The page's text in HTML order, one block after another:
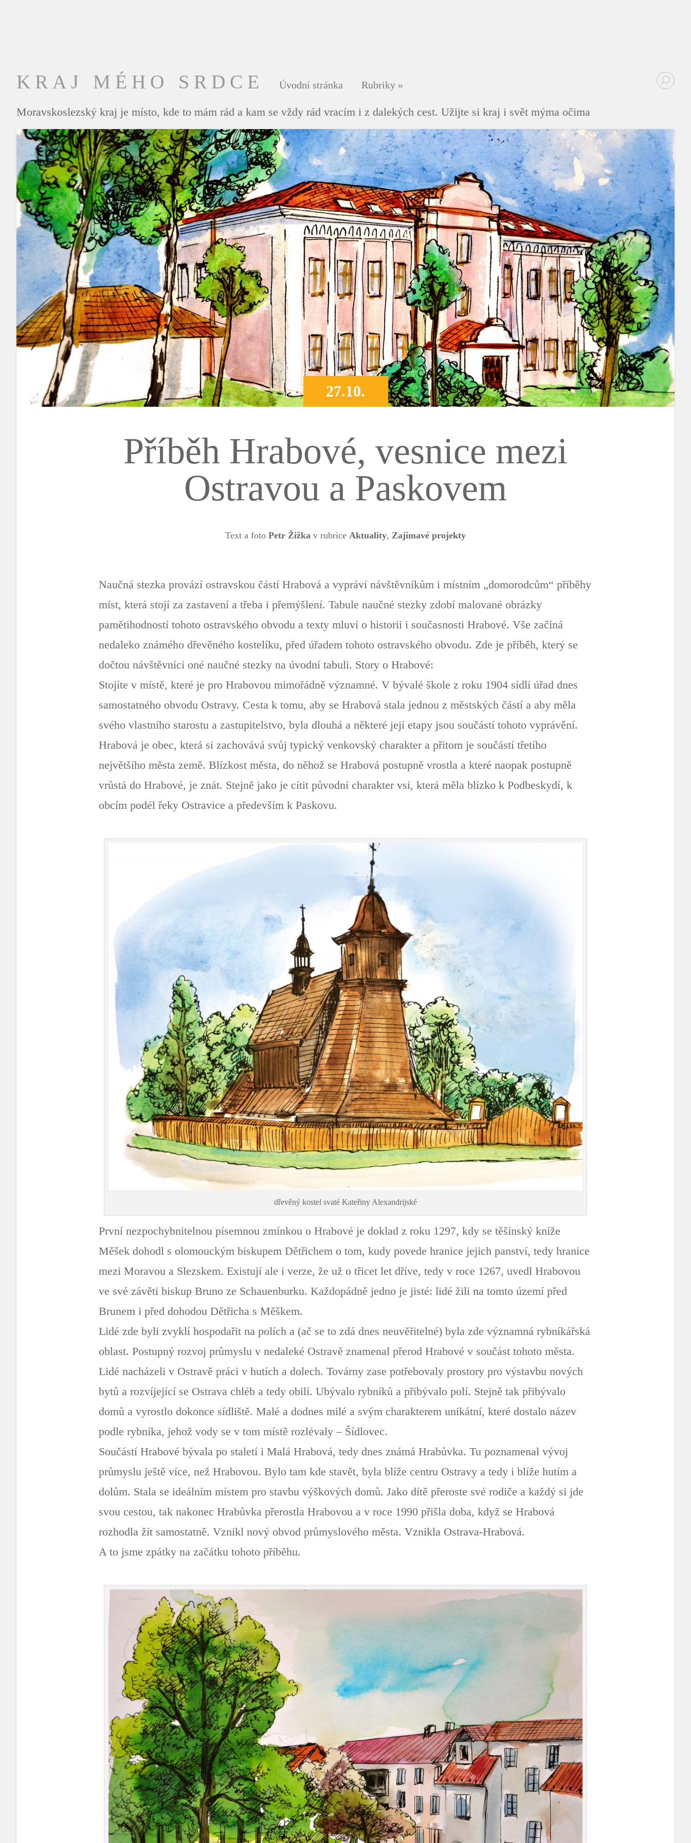
KRAJ MÉHO SRDCE Úvodní stránka Rubriky »
Moravskoslezský kraj je místo, kde to mám rád a kam se vždy rád vracím i z dalekých cest. Užijte si kraj i svět mýma očima
27.10.
Příběh Hrabové, vesnice mezi
Ostravou a Paskovem
Text a foto Petr Žižka v rubrice Aktuality, Zajímavé projekty
Naučná stezka provází ostravskou částí Hrabová a vypráví návštěvníkům i místním „domorodcům“ příběhy
míst, která stojí za zastavení a třeba i přemýšlení. Tabule naučné stezky zdobí malované obrázky
pamětihodností tohoto ostravského obvodu a texty mluví o historii i současnosti Hrabové. Vše začíná
nedaleko známého dřevěného kostelíku, před úřadem tohoto ostravského obvodu. Zde je příběh, který se
dočtou návštěvníci oné naučné stezky na úvodní tabuli. Story o Hrabové:
Stojíte v místě, které je pro Hrabovou mimořádně významné. V bývalé škole z roku 1904 sídlí úřad dnes
samostatného obvodu Ostravy. Cesta k tomu, aby se Hrabová stala jednou z městských částí a aby měla
svého vlastního starostu a zastupitelstvo, byla dlouhá a některé její etapy jsou součástí tohoto vyprávění.
Hrabová je obec, která si zachovává svůj typický venkovský charakter a přitom je součástí třetího
největšího města země. Blízkost města, do něhož se Hrabová postupně vrostla a které naopak postupně
vrůstá do Hrabové, je znát. Stejně jako je cítit původní charakter vsi, která měla blízko k Podbeskydí, k
obcím podél řeky Ostravice a především k Paskovu.
dřevěný kostel svaté Kateřiny Alexandrijské
První nezpochybnitelnou písemnou zmínkou o Hrabové je doklad z roku 1297, kdy se těšínský kníže
Měšek dohodl s olomouckým biskupem Dětřichem o tom, kudy povede hranice jejich panství, tedy hranice
mezi Moravou a Slezskem. Existují ale i verze, že už o třicet let dříve, tedy v roce 1267, uvedl Hrabovou
ve své závěti biskup Bruno ze Schauenburku. Každopádně jedno je jisté: lidé žili na tomto území před
Brunem i před dohodou Dětřicha s Měškem.
Lidé zde byli zvyklí hospodařit na polích a (ač se to zdá dnes neuvěřitelné) byla zde významná rybníkářská
oblast. Postupný rozvoj průmyslu v nedaleké Ostravě znamenal přerod Hrabové v součást tohoto města.
Lidé nacházeli v Ostravě práci v hutích a dolech. Továrny zase potřebovaly prostory pro výstavbu nových
bytů a rozvíjející se Ostrava chléb a tedy obilí. Ubývalo rybníků a přibývalo polí. Stejně tak přibývalo
domů a vyrostlo dokonce sídliště. Malé a dodnes milé a svým charakterem unikátní, které dostalo název
podle rybníka, jehož vody se v tom místě rozlévaly – Šídlovec.
Součástí Hrabové bývala po staletí i Malá Hrabová, tedy dnes známá Hrabůvka. Tu poznamenal vývoj
průmyslu ještě více, než Hrabovou. Bylo tam kde stavět, byla blíže centru Ostravy a tedy i blíže hutím a
dolům. Stala se ideálním místem pro stavbu výškových domů. Jako dítě přeroste své rodiče a každý si jde
svou cestou, tak nakonec Hrabůvka přerostla Hrabovou a v roce 1990 přišla doba, když se Hrabová
rozhodla žít samostatně. Vznikl nový obvod průmyslového města. Vznikla Ostrava-Hrabová.
A to jsme zpátky na začátku tohoto příběhu.